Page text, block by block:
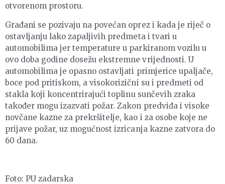
otvorenom prostoru.
Građani se pozivaju na povećan oprez i kada je riječ o
ostavljanju lako zapaljivih predmeta i tvari u
automobilima jer temperature u parkiranom vozilu u
ovo doba godine dosežu ekstremne vrijednosti. U
automobilima je opasno ostavljati primjerice upaljače,
boce pod pritiskom, a visokorizični su i predmeti od
stakla koji koncentrirajući toplinu sunčevih zraka
također mogu izazvati požar. Zakon predviđa i visoke
novčane kazne za prekršitelje, kao i za osobe koje ne
prijave požar, uz mogućnost izricanja kazne zatvora do
60 dana.
Foto: PU zadarska